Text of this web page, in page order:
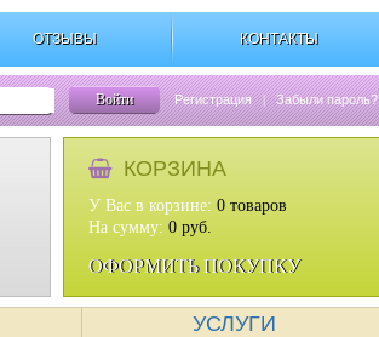
ОТЗЫВЫ КОНТАКТЫ
Войти Регистрация | Забыли пароль?
КОРЗИНА
У Вас в корзине: 0 товаров
На сумму: 0 руб.
ОФОРМИТЬ ПОКУПКУ
УСЛУГИ